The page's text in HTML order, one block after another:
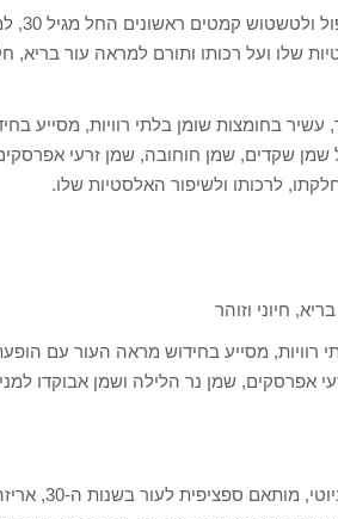
חדש מוולדה! – אמפולות הזנה ורד
שלו ועל רכותו ותורם למראה עור בריא,
בחומצות שומן בלתי רוויות, מסייע
שקדים, שמן חוחובה, שמן זרעי
לרכותו ולשיפור האלסטיות שלו.
חיוני וזוהר
רוויות, מסייע בחידוש מראה העור עם
אפרסקים, שמן נר הלילה ושמן אבוקדו
תועלות: אחד המוצרים הבולטים, הנמכרים